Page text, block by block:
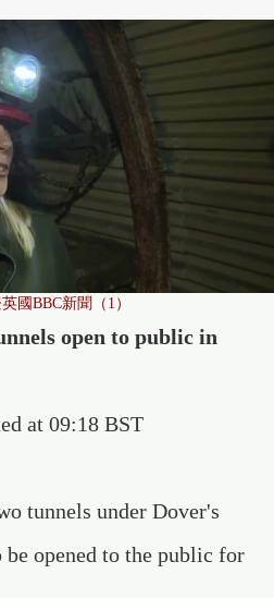
國BBC新聞（1）
open to public in
at 09:18 BST
tunnels under Dover's
opened to the public for